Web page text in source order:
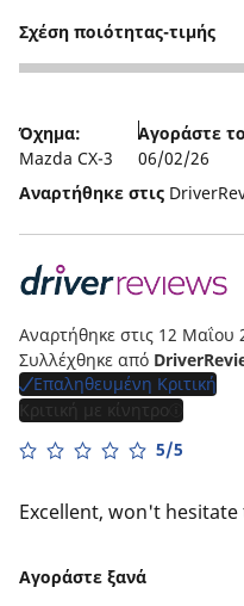
Σχέση ποιότητας-τιμής
4
Όχημα:
Mazda CX-3
Αγοράστε
06/02/26
Αναρτήθηκε στις
Αναρτήθηκε στις 12 Μαΐου
Συλλέχθηκε από
Επαληθευμένη Κριτική
Κριτική με κίνητρο
5/5
Excellent, won't
Αγοράστε ξανά